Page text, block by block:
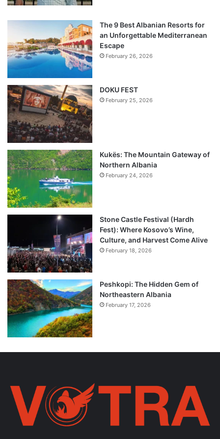
The 9 Best Albanian Resorts for
an Unforgettable Mediterranean
Escape
February 26, 2026
DOKU FEST
February 25, 2026
Kukës: The Mountain Gateway of
Northern Albania
February 24, 2026
Stone Castle Festival (Hardh
Fest): Where Kosovo’s Wine,
Culture, and Harvest Come Alive
February 18, 2026
Peshkopi: The Hidden Gem of
Northeastern Albania
February 17, 2026